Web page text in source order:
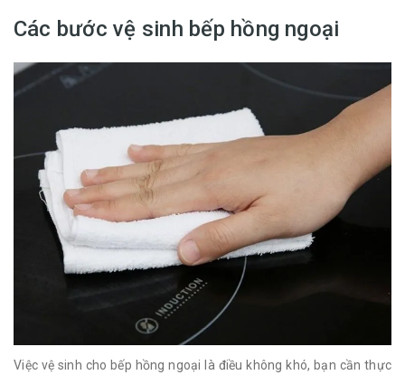
Các bước vệ sinh bếp hồng ngoại
Việc vệ sinh cho bếp hồng ngoại là điều không khó, bạn cần thực